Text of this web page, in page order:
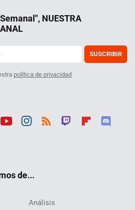
NUESTRA
SUSCRIBIR
política de privacidad
de...
Análisis